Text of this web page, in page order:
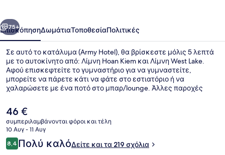
Επόμενο
75+
ΕπισκόπησηΔωμάτιαΤοποθεσίαΠολιτικές
Σε αυτό το κατάλυμα (Army Hotel), θα βρίσκεστε μόλις 5 λεπτά
με το αυτοκίνητο από: Λίμνη Hoan Kiem και Λίμνη West Lake.
Αφού επισκεφτείτε το γυμναστήριο για να γυμναστείτε,
μπορείτε να πάρετε κάτι να φάτε στο εστιατόριο ή να
χαλαρώσετε με ένα ποτό στο μπαρ/lounge. Άλλες παροχές
Η
τρέχουσα
τιμή
είναι
46 €
46 €
συμπεριλαμβάνονται φόροι και τέλη
10 Αυγ - 11 Αυγ
Σχόλια
8,48,4 στα 10
Πολύ καλόΔείτε και τα 219 σχόλια